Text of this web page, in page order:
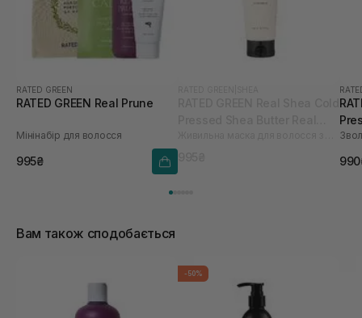
RATED GREEN
RATED GREEN Real Prune
Мінінабір для волосся
995₴
Вам також сподобається
-50%